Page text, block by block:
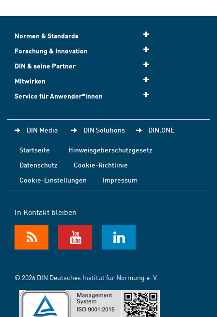
Normen & Standards
Forschung & Innovation
DIN & seine Partner
Mitwirken
Service für Anwender*innen
DIN Media DIN Solutions DIN.ONE
Startseite
Hinweisgeberschutzgesetz
Datenschutz
Cookie-Richtlinie
Cookie-Einstellungen
Impressum
In Kontakt bleiben
© 2026 DIN Deutsches Institut für Normung e. V.